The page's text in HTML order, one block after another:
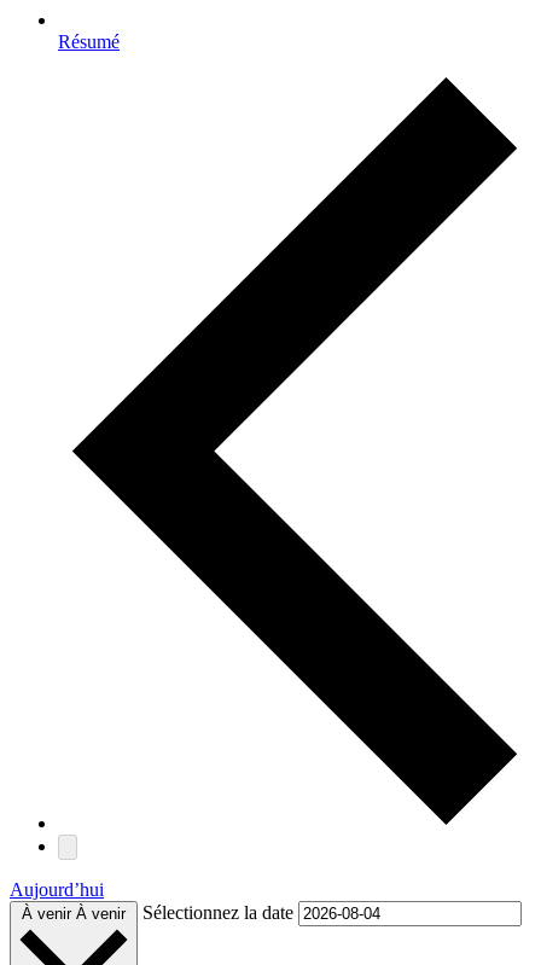
Résumé
Aujourd’hui
À venir À venir Sélectionnez la date